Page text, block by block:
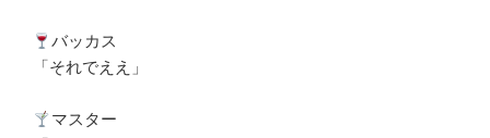
バッカス
「それでええ」
マスター